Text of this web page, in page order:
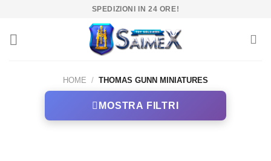
contenuti
SPEDIZIONI IN 24 ORE!
HOME / THOMAS GUNN MINIATURES
MOSTRA FILTRI